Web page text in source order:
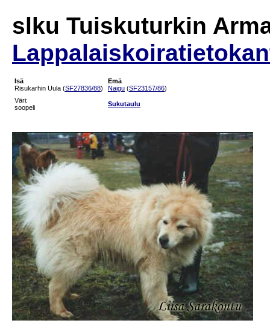
slku Tuiskuturkin
Isä
Risukarhin Uula (SF27836/88)
Emä
Naigu (SF23157/86)
Väri:
soopeli
Sukutaulu